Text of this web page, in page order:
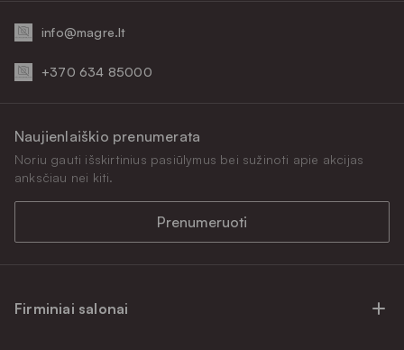
info@magre.lt
+370 634 85000
Firminiai salonai
Naujienlaiškio prenumerata
Noriu gauti išskirtinius pasiūlymus bei sužinoti apie akcijas
anksčiau nei kiti.
Prenumeruoti